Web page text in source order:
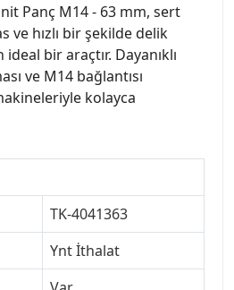
Panç M14 - 63 mm, sert
ve hızlı bir şekilde delik
bir araçtır. Dayanıklı
ve M14 bağlantısı
kolayca
TK-4041363
Ynt İthalat